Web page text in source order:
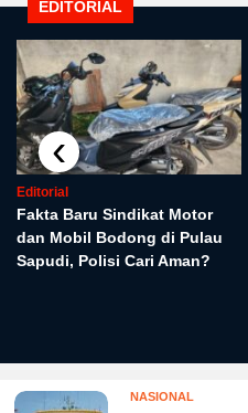
EDITORIAL
Editorial
Fakta Baru Sindikat Motor
dan Mobil Bodong di Pulau
Sapudi, Polisi Cari Aman?
‹
NASIONAL